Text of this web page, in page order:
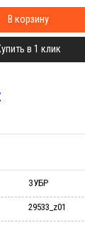
В корзину
в 1 клик
ЗУБР
29533_z01